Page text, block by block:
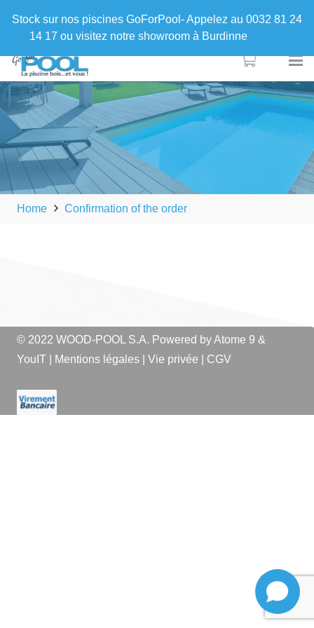
Stock sur nos piscines GoForPool- Appelez au 0032 81 24
14 17 ou visitez notre showroom à Burdinne
Home Confirmation of the order
© 2022 WOOD-POOL S.A. Powered byAtome 9 &
YouIT
Mentions légales Vie privée CGV